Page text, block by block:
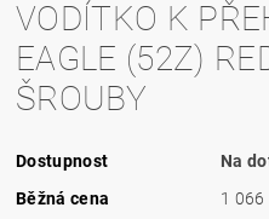
VODÍTKO K
EAGLE (52Z)
ŠROUBY
Dostupnost
Na
Běžná cena
1 066